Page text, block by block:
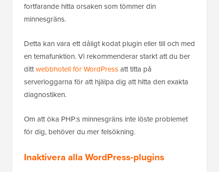
fortfarande hitta orsaken som tömmer din
minnesgräns.
Detta kan vara ett dåligt kodat plugin eller till och med
en temafunktion. Vi rekommenderar starkt att du ber
dittwebbhotell för WordPressatt titta på
serverloggarna för att hjälpa dig att hitta den exakta
diagnostiken.
Om att öka PHP:s minnesgräns inte löste problemet
för dig, behöver du mer felsökning.
Inaktivera alla WordPress-plugins